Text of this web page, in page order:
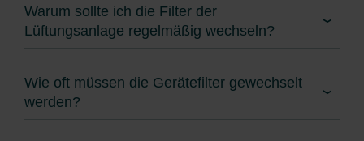
Warum sollte ich die Filter der
Lüftungsanlage regelmäßig wechseln?
Wie oft müssen die Gerätefilter gewechselt
werden?